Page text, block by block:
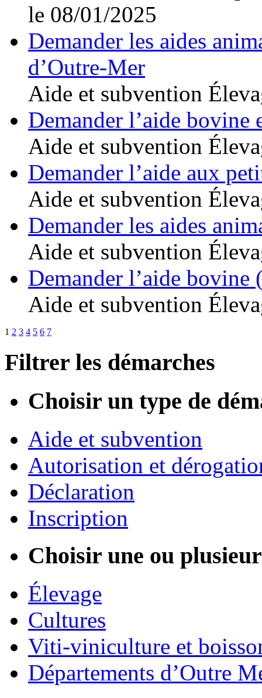
le 08/01/2025
Demander les aides
d’Outre-Mer
Aide et subvention
Demander l’aide bovine
Aide et subvention
Demander l’aide aux
Aide et subvention
Demander les aides
Aide et subvention
Demander l’aide bovine
Aide et subvention
1 2 3 4 5 6 7
Filtrer les démarches
Choisir un type de
Aide et subvention
Autorisation et
Déclaration
Inscription
Choisir une ou
Élevage
Cultures
Viti-viniculture et
Départements d’Outre